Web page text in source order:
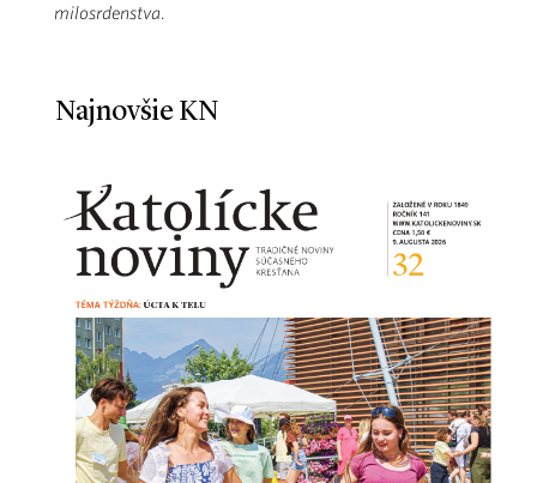
milosrdenstva.
Najnovšie KN